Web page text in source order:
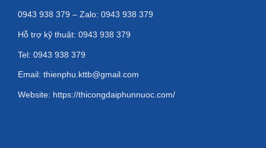
0943 938 379 – Zalo: 0943 938 379
Hỗ trợ kỹ thuật: 0943 938 379
Tel: 0943 938 379
Email: thienphu.kttb@gmail.com
Website: https://thicongdaiphunnuoc.com/